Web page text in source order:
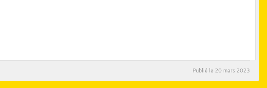
Publié le 20 mars 2023